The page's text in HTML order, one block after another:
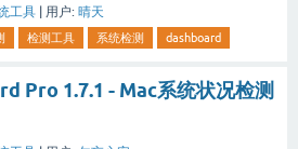
工具 | 用户: 晴天
检测工具 系统检测 dashboard
Pro 1.7.1 - Mac系统状况检测